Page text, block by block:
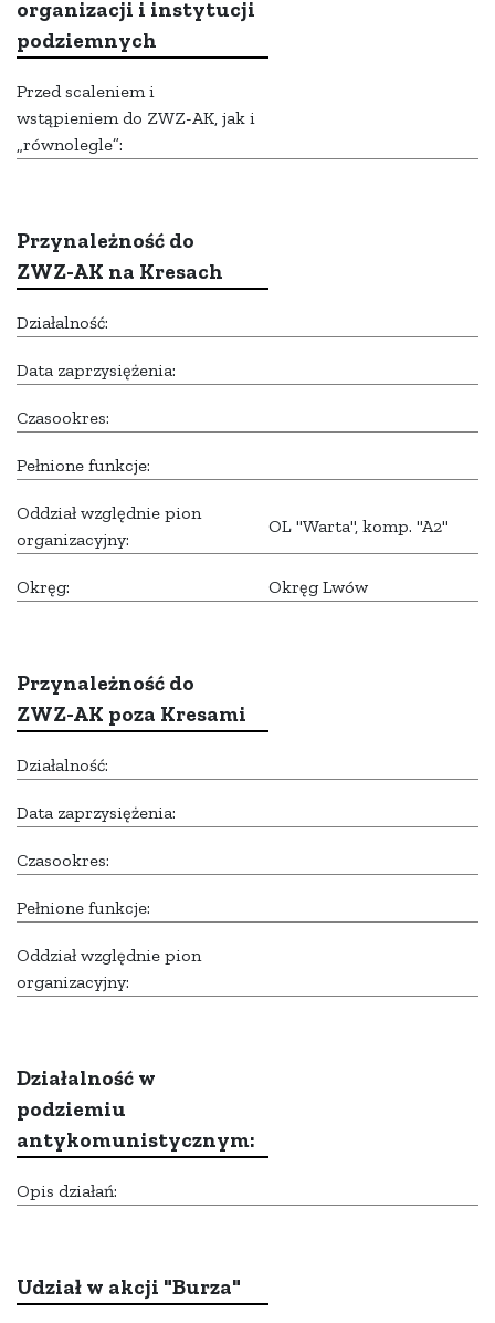
organizacji i instytucji
podziemnych
Przed scaleniem i
wstąpieniem do ZWZ-AK, jak i
„równolegle”:
Przynależność do
ZWZ-AK na Kresach
Działalność:
Data zaprzysiężenia:
Czasookres:
Pełnione funkcje:
Oddział względnie pion
organizacyjny:
OL "Warta", komp. "A2"
Okręg: Okręg Lwów
Przynależność do
ZWZ-AK poza Kresami
Działalność:
Data zaprzysiężenia:
Czasookres:
Pełnione funkcje:
Oddział względnie pion
organizacyjny:
Działalność w
podziemiu
antykomunistycznym:
Opis działań:
Udział w akcji "Burza"